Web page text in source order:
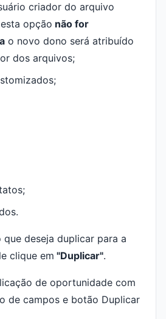
criador do arquivo
opção não for
o novo dono será atribuído
dos arquivos;
deseja duplicar para a
clique em "Duplicar".